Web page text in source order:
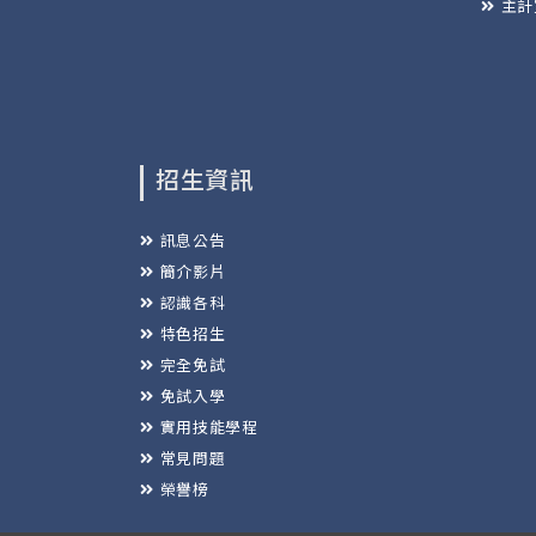
主
招生資訊
訊息公告
簡介影片
認識各科
特色招生
完全免試
免試入學
實用技能學程
常見問題
榮譽榜